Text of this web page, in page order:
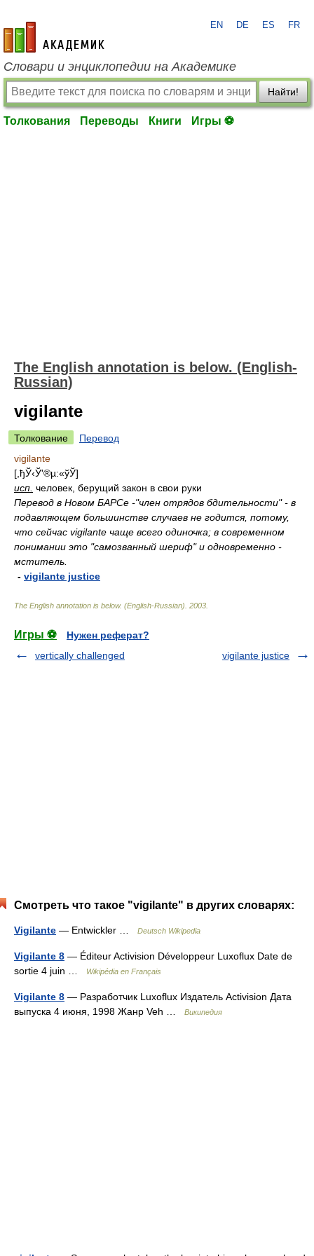
academic.ru
EN DE ES FR
Словари и энциклопедии на Академике
Найти!
Толкования Переводы Книги Игры ⚽
The English annotation is below. (English-
Russian)
vigilante
Толкование
Перевод
vigilante
[,ђЎ‹Ў'®µ:­«ўЎ]
исп. человек, берущий закон в свои руки
Перевод в Новом БАРСе -"член отрядов бдительности" - в
подавляющем большинстве случаев не годится, потому,
что сейчас vigilante чаще всего одиночка; в современном
понимании это "самозванный шериф" и одновременно -
мститель.
- vigilante justice
The English annotation is below. (English-Russian) 2003
Игры ⚽
Нужен реферат?
vertically challenged
vigilante justice
Смотреть что такое "vigilante" в других словарях:
Vigilante — Entwickler … Deutsch Wikipedia
Vigilante 8 — Éditeur Activision Développeur Luxoflux Date de
sortie 4 juin …
Wikipédia en Français
Vigilante 8 — Разработчик Luxoflux Издатель Activision Дата
выпуска 4 июня, 1998 Жанр Veh …
Википедия